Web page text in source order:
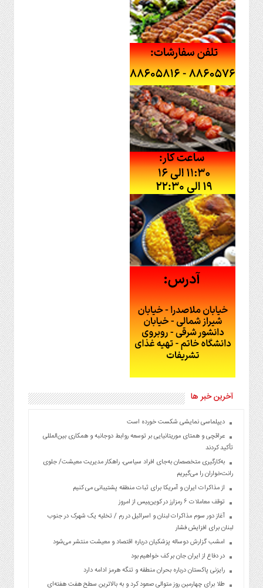
آخرین خبر ها
دیپلماسی نمایشی شکست خورده است
عراقچی و همتای موریتانیایی بر توسعه روابط دوجانبه و همکاری بین‌المللی
تأکید کردند
به‌کارگیری متخصصان به‌جای افراد سیاسی، راهکار مدیریت معیشت/ جلوی
رانت‌خواران را می‌گیریم
از مذاکرات ایران و آمریکا برای ثبات منطقه پشتیبانی می کنیم
توقف معاملات ۶ رمزارز در کوین‌بیس از امروز
آغاز دور سوم مذاکرات لبنان و اسرائیل در رم / تخلیه یک شهرک در جنوب
لبنان برای افزایش فشار
امشب گزارش دوساله پزشکیان درباره اقتصاد و معیشت منتشر می‌شود
در دفاع از ایران جان بر کف خواهیم بود
رایزنی پاکستان درباره بحران منطقه و تنگه هرمز ادامه دارد
طلا برای چهارمین روز متوالی صعود کرد و به بالاترین سطح هفت هفته‌ای